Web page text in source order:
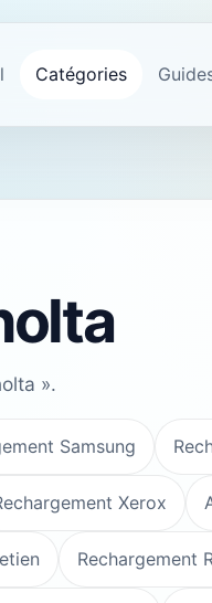
Catégories
».
Samsung
Xerox
Rechargement